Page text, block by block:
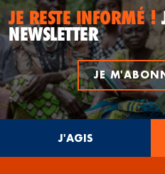
JE RESTE INFORMÉ !
NEWSLETTER
JE
J'AGIS